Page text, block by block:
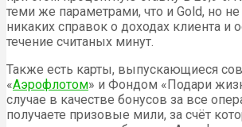
теми же параметрами, что и Gold, но
никаких справок о доходах клиента
течение считаных минут.
Также есть карты, выпускающиеся
«Аэрофлотом» и Фондом «Подари
случае в качестве бонусов за все
получаете призовые мили, за счёт